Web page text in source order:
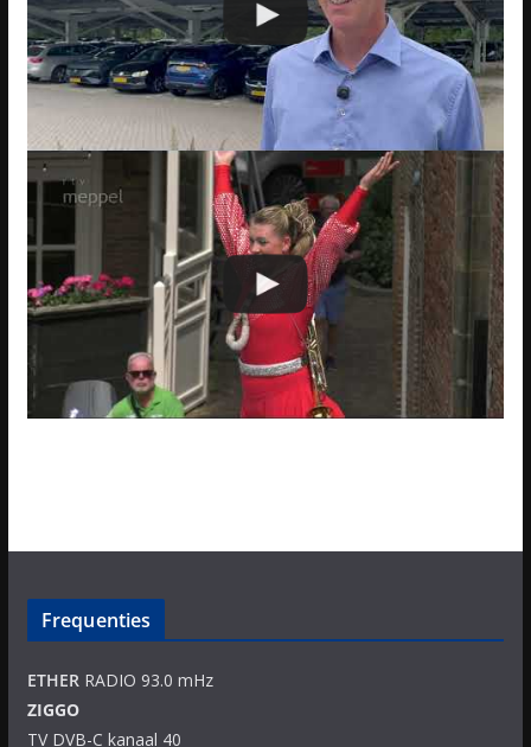
Frequenties
ETHERRADIO 93.0 mHz
ZIGGO
TV DVB-C kanaal 40